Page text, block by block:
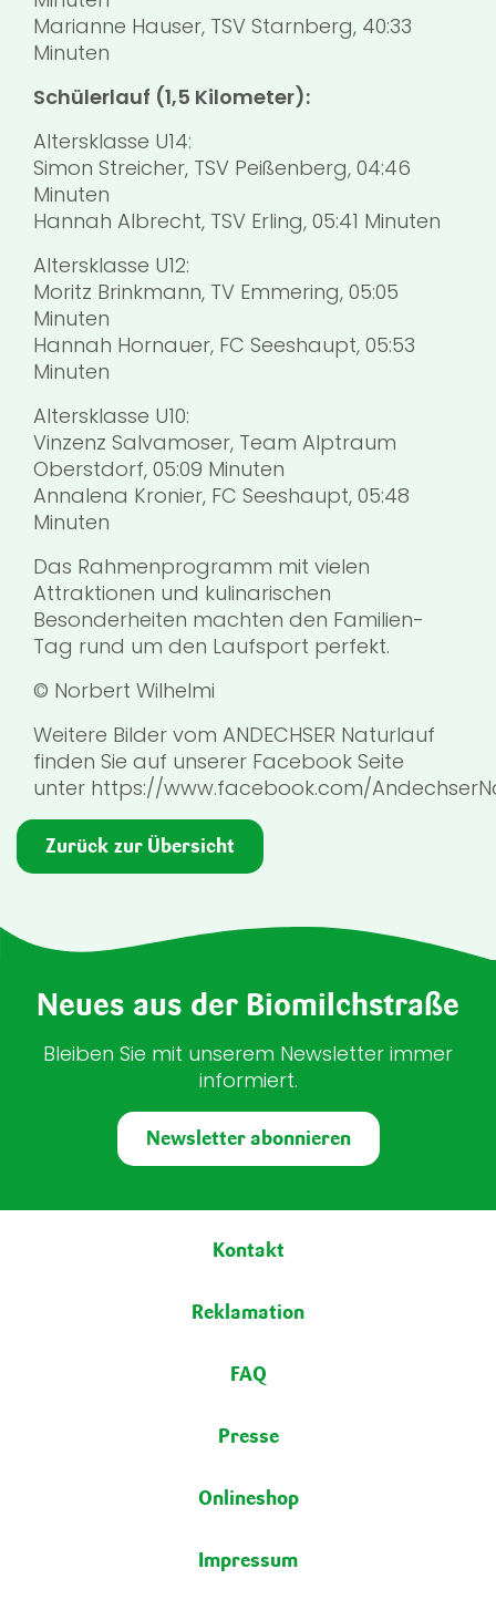
Marianne Hauser, TSV Starnberg, 40:33
Minuten
Schülerlauf (1,5 Kilometer):
Altersklasse U14:
Simon Streicher, TSV Peißenberg, 04:46
Minuten
Hannah Albrecht, TSV Erling, 05:41 Minuten
Altersklasse U12:
Moritz Brinkmann, TV Emmering, 05:05
Minuten
Hannah Hornauer, FC Seeshaupt, 05:53
Minuten
Altersklasse U10:
Vinzenz Salvamoser, Team Alptraum
Oberstdorf, 05:09 Minuten
Annalena Kronier, FC Seeshaupt, 05:48
Minuten
Das Rahmenprogramm mit vielen
Attraktionen und kulinarischen
Besonderheiten machten den Familien-
Tag rund um den Laufsport perfekt.
© Norbert Wilhelmi
Weitere Bilder vom ANDECHSER Naturlauf
finden Sie auf unserer Facebook Seite
unter https://www.facebook.com/
Zurück zur Übersicht
Neues aus der Biomilchstraße
Bleiben Sie mit unserem Newsletter immer
informiert.
Newsletter abonnieren
FußbereichKontakt
Reklamation
FAQ
Presse
Onlineshop
Impressum